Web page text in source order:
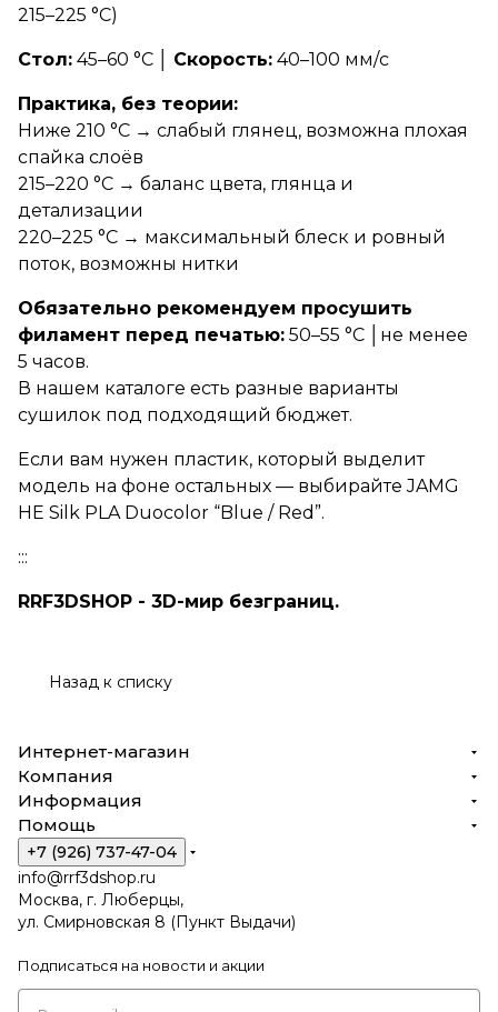
215–225 °C)
Стол: 45–60 °C │ Скорость: 40–100 мм/с
Практика, без теории:
Ниже 210 °C → слабый глянец, возможна плохая
спайка слоёв
215–220 °C → баланс цвета, глянца и
детализации
220–225 °C → максимальный блеск и ровный
поток, возможны нитки
Обязательно рекомендуем просушить
филамент перед печатью: 50–55 °C │не менее
5 часов.
В нашем каталоге есть разные варианты
сушилок под подходящий бюджет.
Если вам нужен пластик, который выделит
модель на фоне остальных — выбирайте JAMG
HE Silk PLA Duocolor “Blue / Red”.
:::
RRF3DSHOP - 3D-мир безграниц.
Назад к списку
Интернет-магазин
Компания
Информация
Помощь
+7 (926) 737-47-04
info@rrf3dshop.ru
Москва, г. Люберцы,
ул. Смирновская 8 (Пункт Выдачи)
Подписаться на новости и акции